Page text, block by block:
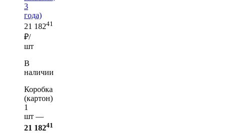
3
года)
21 18241
₽/
шт
В
наличии
Коробка
(картон)
1
шт —
21 18241